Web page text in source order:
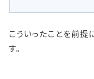
こういったことを前
す。